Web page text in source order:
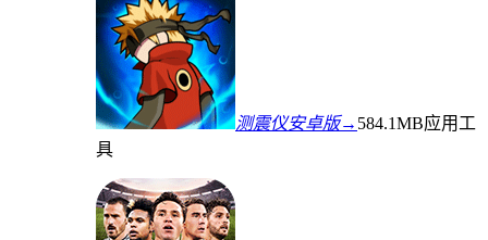
测震仪安卓版→ 584.1MB应用工
具